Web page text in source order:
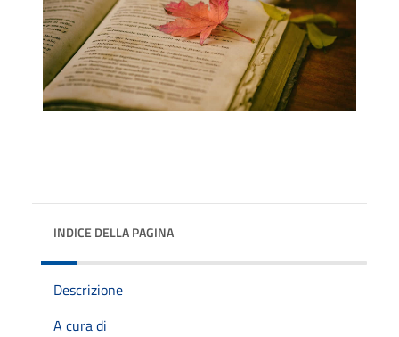
INDICE DELLA PAGINA
Descrizione
A cura di